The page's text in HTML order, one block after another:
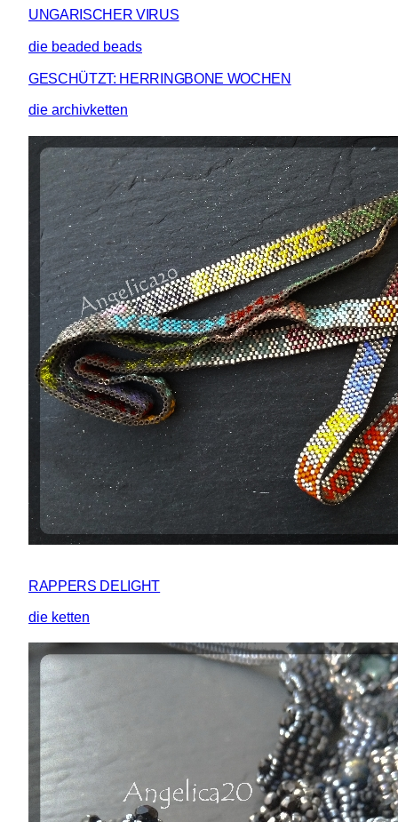
UNGARISCHER VIRUS
die beaded beads
GESCHÜTZT: HERRINGBONE WOCHEN
die archivketten
RAPPERS DELIGHT
die ketten